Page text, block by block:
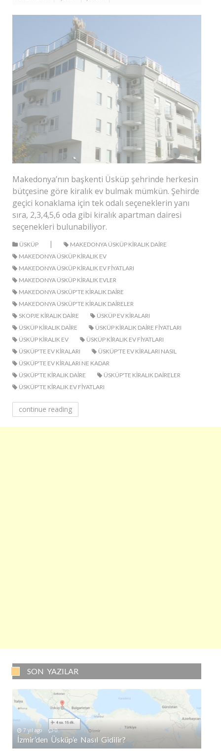
Makedonya’nın başkenti Üsküp şehrinde herkesin
bütçesine göre kiralık ev bulmak mümkün. Şehirde
geçici konaklama için tek odalı seçeneklerin yanı
sıra, 2,3,4,5,6 oda gibi kiralık apartman dairesi
seçenekleri bulunabiliyor.
ÜSKÜP |
MAKEDONYA ÜSKÜP KIRALIK DAIRE
MAKEDONYA ÜSKÜP KIRALIK EV
MAKEDONYA ÜSKÜP KIRALIK EV FIYATLARI
MAKEDONYA ÜSKÜP KIRALIK EVLER
MAKEDONYA ÜSKÜP'TE KIRALIK DAIRE
MAKEDONYA ÜSKÜP'TE KIRALIK DAIRELER
SKOPJE KIRALIK DAIRE
ÜSKÜP EV KIRALARI
ÜSKÜP KIRALIK DAIRE
ÜSKÜP KIRALIK DAIRE FIYATLARI
ÜSKÜP KIRALIK EV
ÜSKÜP KIRALIK EV FIYATLARI
ÜSKÜP'TE EV KIRALARI
ÜSKÜP'TE EV KIRALARI NASIL
ÜSKÜP'TE EV KIRALARI NE KADAR
ÜSKÜP'TE KIRALIK DAIRE
ÜSKÜP'TE KIRALIK DAIRELER
ÜSKÜP'TE KIRALIK EV FIYATLARI
continue reading
SON YAZILAR
7 yıl ago 0
İzmir’den Üsküp’e Nasıl Gidilir?